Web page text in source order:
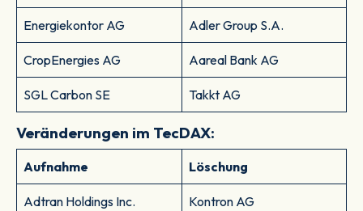
Energiekontor AG Adler Group S.A.
CropEnergies AG Aareal Bank AG
SGL Carbon SE Takkt AG
Veränderungen im TecDAX:
Aufnahme Löschung
Adtran Holdings Inc. Kontron AG